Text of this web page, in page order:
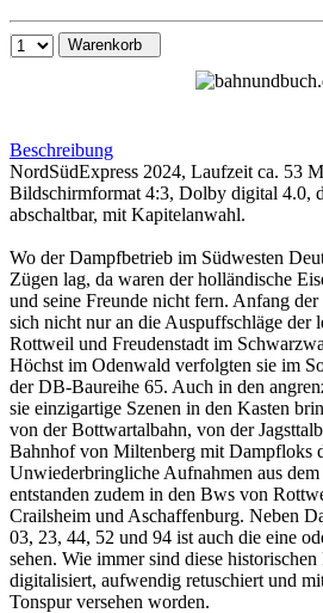
Warenkorb
Beschreibung
NordSüdExpress 2024, Laufzeit ca. 53
Bildschirmformat 4:3, Dolby digital 4.0,
abschaltbar, mit Kapitelanwahl.
Wo der Dampfbetrieb im Südwesten
Zügen lag, da waren der holländische
und seine Freunde nicht fern. Anfang der
sich nicht nur an die Auspuffschläge der
Rottweil und Freudenstadt im
Höchst im Odenwald verfolgten sie im
der DB-Baureihe 65. Auch in den
sie einzigartige Szenen in den Kasten
von der Bottwartalbahn, von der
Bahnhof von Miltenberg mit Dampfloks
Unwiederbringliche Aufnahmen aus
entstanden zudem in den Bws von
Crailsheim und Aschaffenburg. Neben
03, 23, 44, 52 und 94 ist auch die eine
sehen. Wie immer sind diese
digitalisiert, aufwendig retuschiert und
Tonspur versehen worden.